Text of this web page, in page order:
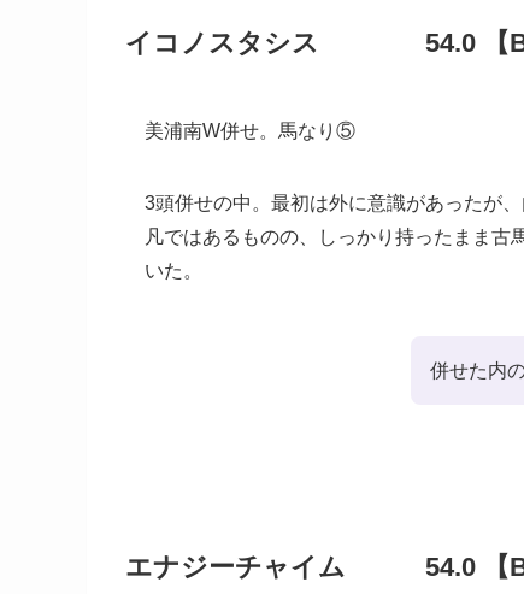
イコノスタシス 54.0 【B
美浦南W併せ。馬なり⑤
3頭併せの中。最初は外に意識があったが
凡ではあるものの、しっかり持ったまま
いた。
併せた内
エナジーチャイム 54.0 【B-